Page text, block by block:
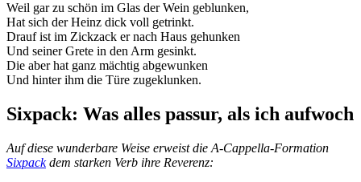
Weil gar zu schön im Glas der Wein geblunken,
Hat sich der Heinz dick voll getrinkt.
Drauf ist im Zickzack er nach Haus gehunken
Und seiner Grete in den Arm gesinkt.
Die aber hat ganz mächtig abgewunken
Und hinter ihm die Türe zugeklunken.
Sixpack: Was alles passur, als ich aufwoch
Auf diese wunderbare Weise erweist die A-Cappella-Formation
Sixpackdem starken Verb ihre Reverenz: